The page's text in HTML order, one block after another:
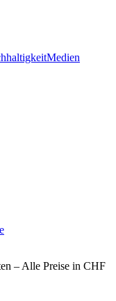
Medien
– Alle Preise in CHF